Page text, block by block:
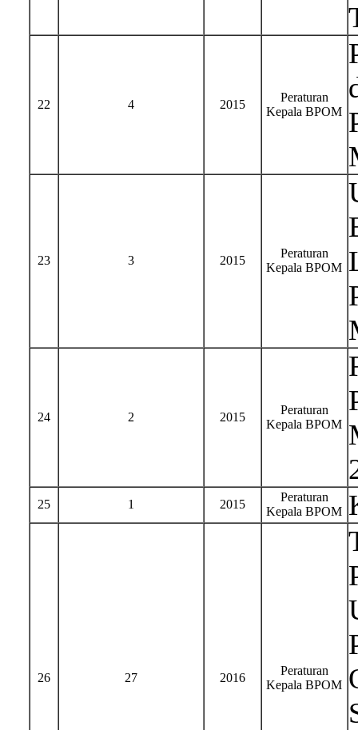
22 4 2015
Peraturan
Kepala BPOM
23 3 2015
Peraturan
Kepala BPOM
24 2 2015
Peraturan
Kepala BPOM
25 1 2015
Peraturan
Kepala BPOM
26 27 2016
Peraturan
Kepala BPOM